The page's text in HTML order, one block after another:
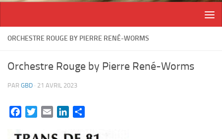
ORCHESTRE ROUGE BY PIERRE RENÉ-WORMS
Orchestre Rouge by Pierre René-Worms
PAR GBD · 21 AVRIL 2023
FacebookTwitterEmail LinkedIn